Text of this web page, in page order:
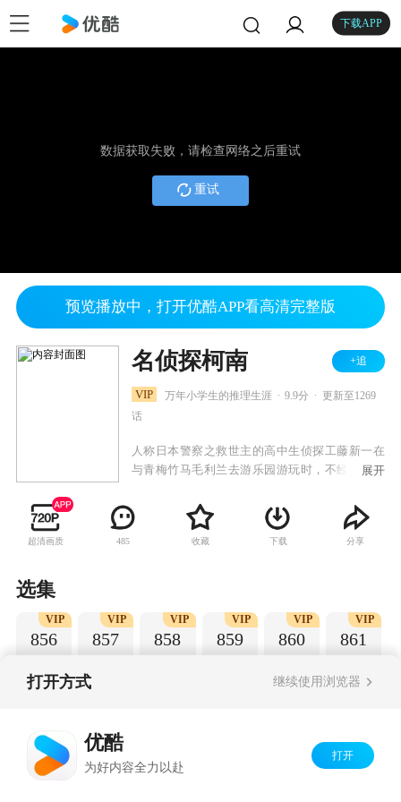
下载APP
数据获取失败，请检查网络之后重试
重试
预览播放中，打开优酷APP看高清完整版
名侦探柯南 +追
VIP 万年小学生的推理生涯 9.9分
更新至1269
话
人称日本警察之救世主的高中生侦探工藤新一在
与青梅竹马毛利兰去游乐园游玩时，不经意中发
踪，并目睹了黑衣人正在进行可疑交易。不料，
却被另一名黑衣人在背后击晕，被强行灌下一种
名为APTX-4869的毒药，致使身体变小。为了在
为“江户川柯南”，并寄住在毛利兰的家中。作为
侦探，柯南实在看不下去毛利小五郎经常做的一
展开
超清画质 485 收藏 下载 分享
选集
856
VIP
857
VIP
858
VIP
859
VIP
860
VIP
861
VIP
打开方式 继续使用浏览器
优酷
为好内容全力以赴
打开